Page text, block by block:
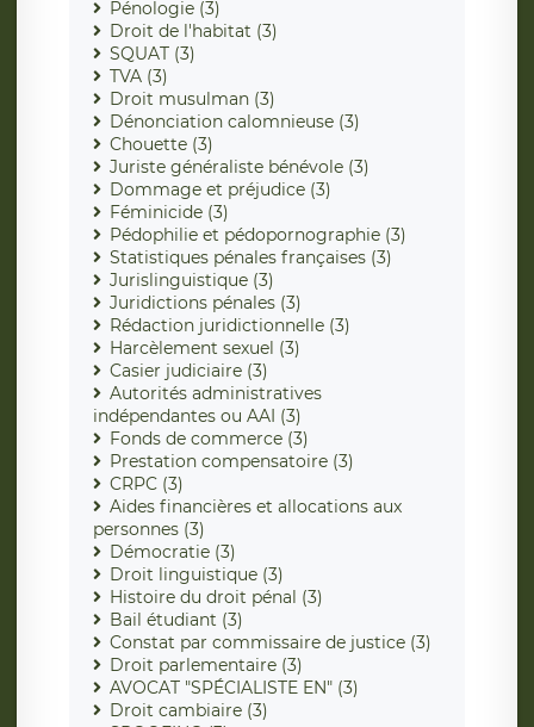
Pénologie (3)
Droit de l'habitat (3)
SQUAT (3)
TVA (3)
Droit musulman (3)
Dénonciation calomnieuse (3)
Chouette (3)
Juriste généraliste bénévole (3)
Dommage et préjudice (3)
Féminicide (3)
Pédophilie et pédopornographie (3)
Statistiques pénales françaises (3)
Jurislinguistique (3)
Juridictions pénales (3)
Rédaction juridictionnelle (3)
Harcèlement sexuel (3)
Casier judiciaire (3)
Autorités administratives
indépendantes ou AAI (3)
Fonds de commerce (3)
Prestation compensatoire (3)
CRPC (3)
Aides financières et allocations aux
personnes (3)
Démocratie (3)
Droit linguistique (3)
Histoire du droit pénal (3)
Bail étudiant (3)
Constat par commissaire de justice (3)
Droit parlementaire (3)
AVOCAT "SPÉCIALISTE EN" (3)
Droit cambiaire (3)